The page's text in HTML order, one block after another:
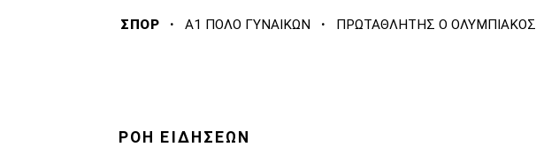
ΣΠΟΡ · Α1 ΠΟΛΟ ΓΥΝΑΙΚΩΝ · ΠΡΩΤΑΘΛΗΤΗΣ Ο ΟΛΥΜΠΙΑΚΟΣ
ΡΟΗ ΕΙΔΗΣΕΩΝ